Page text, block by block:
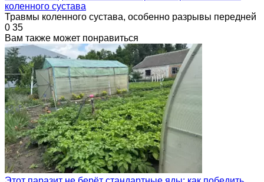
коленного сустава
Травмы коленного сустава, особенно разрывы передней
0 35
Вам также может понравиться